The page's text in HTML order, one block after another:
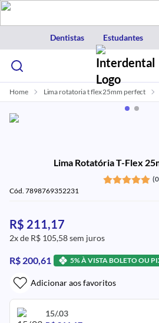
Dentistas Estudantes
Home Lima rotatoria t flex 25mm perfect
Lima Rotatória T-Flex
Cód. 7898769352231
R$ 211,17
2x de R$ 105,58 sem juros
R$ 200,61 5% À VISTA BOLETO OU
Adicionar aos favoritos
15/.03